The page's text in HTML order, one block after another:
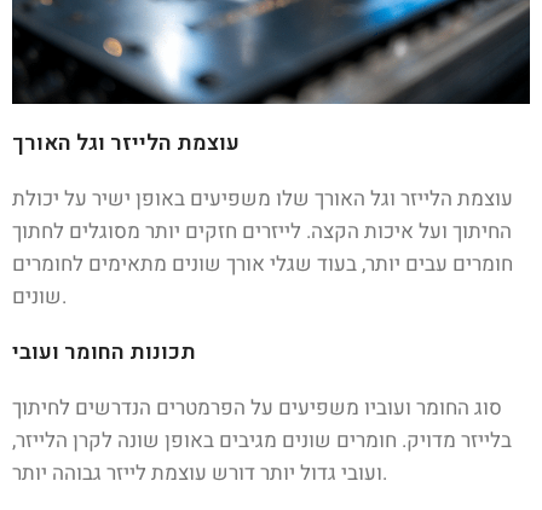
עוצמת הלייזר וגל האורך
עוצמת הלייזר וגל האורך שלו משפיעים באופן ישיר על יכולת
החיתוך ועל איכות הקצה. לייזרים חזקים יותר מסוגלים לחתוך
חומרים עבים יותר, בעוד שגלי אורך שונים מתאימים לחומרים
שונים.
תכונות החומר ועובי
סוג החומר ועוביו משפיעים על הפרמטרים הנדרשים לחיתוך
בלייזר מדויק. חומרים שונים מגיבים באופן שונה לקרן הלייזר,
ועובי גדול יותר דורש עוצמת לייזר גבוהה יותר.